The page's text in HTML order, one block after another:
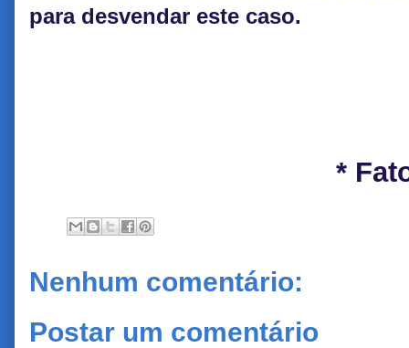
para desvendar este caso.
*
Nenhum comentário:
Postar um comentário